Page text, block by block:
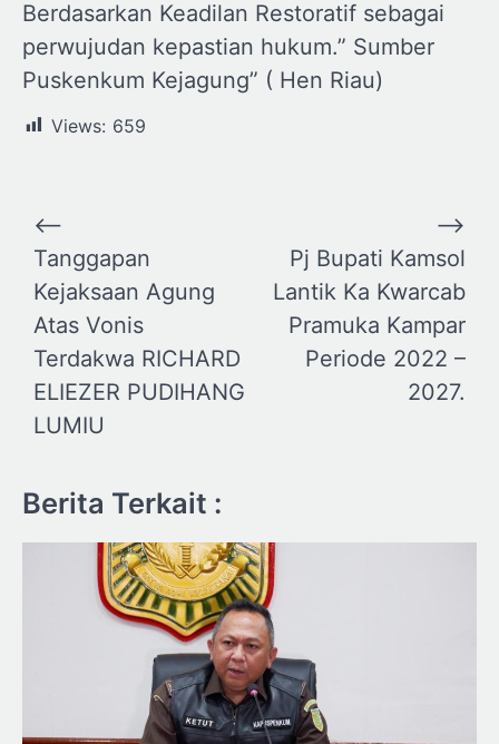
Berdasarkan Keadilan Restoratif sebagai
perwujudan kepastian hukum.” Sumber
Puskenkum Kejagung” ( Hen Riau)
Views: 659
Navigasi
pos
⟵
Tanggapan
Kejaksaan Agung
Atas Vonis
Terdakwa RICHARD
ELIEZER PUDIHANG
LUMIU
Pj Bupati Kamsol
Lantik Ka Kwarcab
Pramuka Kampar
Periode 2022 –
2027.
⟶
Berita Terkait :